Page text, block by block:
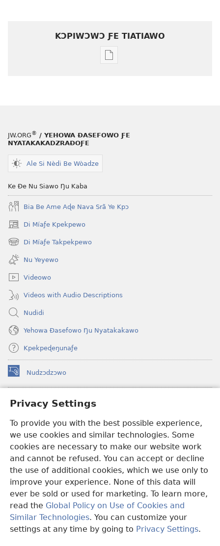
Privacy Settings
To provide you with the best possible experience,
we use cookies and similar technologies. Some
cookies are necessary to make our website work
and cannot be refused. You can accept or decline
the use of additional cookies, which we use only to
improve your experience. None of this data will
ever be sold or used for marketing. To learn more,
read the Global Policy on Use of Cookies and
Similar Technologies. You can customize your
settings at any time by going to Privacy Settings.
KƆPIWƆWƆ ƑE TIATIAWO
Agbalẽ
kɔpiwɔwɔ
MÍESRƆ̃NA
JW.ORG® / YEHOWA ƉASEFOWO ƑE
NYATAKAKADZRAƉOƑE
Ale Si Nèdi Be Wòadze
Ke Ðe Nu Siawo Ŋu Kaba
Bia Be Ame Aɖe Nava Srã Ye Kpɔ
Di Míaƒe Kpekpewo
(opens
new
window)
Di Míaƒe Takpekpewo
(opens
new
window)
Nu Yeyewo
Videowo
Videos with Audio Descriptions
Nudidi
Yehowa Ðasefowo Ŋu Nyatakakawo
Kpekpeɖeŋunaƒe
Nudzɔdzɔwo
(opens
new
Gbetakpɔxɔ INTERNET DZI AGBALẼDZRAƉOƑE
(opens
window)JW Hub
(opens
new
window)JW Library
Watchtower Library
Copyright© 2026 Watch Tower Bible and Tract Society of Pennsylvania.
EZAZÃ ŊUTI ƉOƉO|AMEŊUNYATAKAKA ŊUTI ƉOƉO|PRIVACY
SETTINGS